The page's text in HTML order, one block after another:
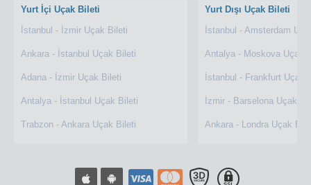
Yurt İçi Uçak Bileti
İstanbul - İzmir Uçak Bileti
Ankara - İstanbul Uçak Bileti
Adana - İzmir Uçak Bileti
Antalya - İstanbul Uçak Bileti
Trabzon - Ankara Uçak Bileti
Yurt Dışı Uçak Bileti
İstanbul - Amsterdam
Antalya - Moskova Uçak
İstanbul - Frankfurt Uçak
İzmir - Barselona Uçak
Ankara - Londra Uçak